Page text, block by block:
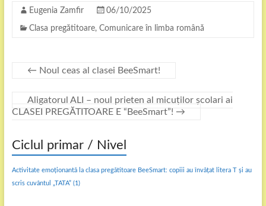
Eugenia Zamfir 06/10/2025
Clasa pregătitoare, Comunicare în limba română
← Noul ceas al clasei BeeSmart!
Aligatorul ALI – noul prieten al micuților școlari ai
CLASEI PREGĂTITOARE E “BeeSmart”! →
Ciclul primar / Nivel
Activitate emoționantă la clasa pregătitoare BeeSmart: copiii au învățat litera T și au
scris cuvântul „TATA”(1)